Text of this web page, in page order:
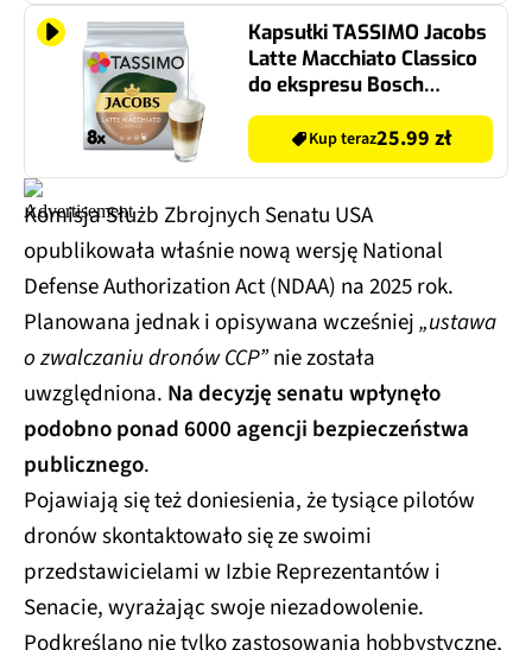
Kapsułki TASSIMO Jacobs
Latte Macchiato Classico
do ekspresu Bosch
Tassimo
Kup teraz25.99 zł
Komisja Służb Zbrojnych Senatu USA
opublikowała właśnie nową wersję National
Defense Authorization Act (NDAA) na 2025 rok.
Planowana jednak i opisywana wcześniej„ustawa
o zwalczaniu dronów CCP”nie została
uwzględniona. Na decyzję senatu wpłynęło
podobno ponad 6000 agencji bezpieczeństwa
publicznego.
Pojawiają się też doniesienia, że tysiące pilotów
dronów skontaktowało się ze swoimi
przedstawicielami w Izbie Reprezentantów i
Senacie, wyrażając swoje niezadowolenie.
Podkreślano nie tylko zastosowania hobbystyczne,